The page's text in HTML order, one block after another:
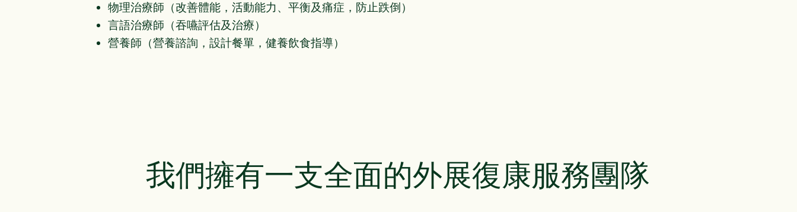
物理治療師（改善體能，活動能力、平衡及痛症，防止跌倒）
言語治療師（吞嚥評估及治療）
營養師（營養諮詢，設計餐單，健養飲食指導）
我們擁有一支全面的外展復康服務團隊